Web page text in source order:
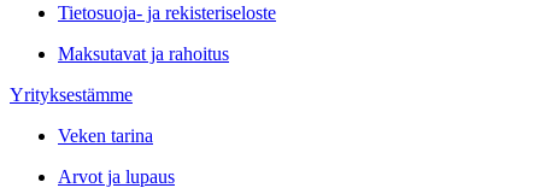
Tietosuoja- ja rekisteriseloste
Maksutavat ja rahoitus
Yrityksestämme
Veken tarina
Arvot ja lupaus